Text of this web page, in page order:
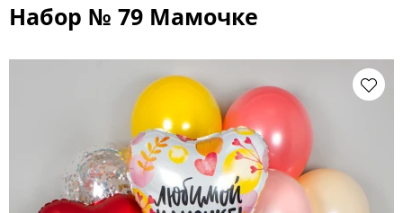
Набор № 79 Мамочке